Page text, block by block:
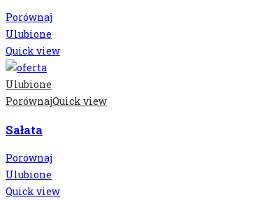
Porównaj
Ulubione
Quick view
Ulubione
PorównajQuick view
Sałata
Porównaj
Ulubione
Quick view